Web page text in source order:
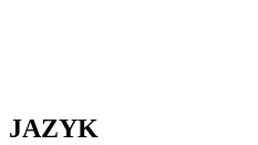
JAZYK